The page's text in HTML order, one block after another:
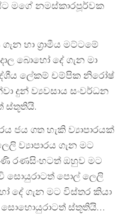
මගේ නමස්කාරපූර්වක
හා ග්‍රාමීය මට්ටමේ
බොහෝ දේ ගැන මා
ලේකම් චම්පික නිරෝෂ්
දුන් ව්‍යවසාය සංවර්ධන
ස්තූතියි.
ජය ගත හැකි ව්‍යාපාරයක්
ව්‍යාපාරය ගැන මට
රණසිංහටත් ඔහුව මට
සොයුරාටත් පොල් ලෙලි
දේ ගැන මට විස්තර කියා
සොහොයුරාටත් ස්තූතියි…